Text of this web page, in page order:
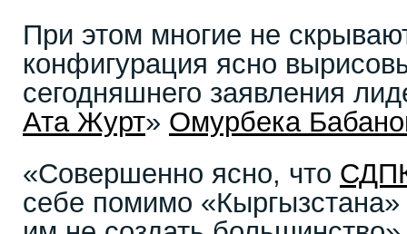
При этом многие не
конфигурация ясно
сегодняшнего заявления
Ата Журт» Омурбека
«Совершенно ясно, что
себе помимо